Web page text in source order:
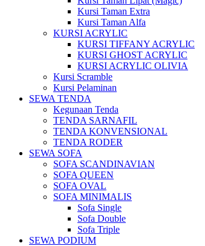
Kursi Taman Extra
Kursi Taman Alfa
KURSI ACRYLIC
KURSI TIFFANY ACRYLIC
KURSI GHOST ACRYLIC
KURSI ACRYLIC OLIVIA
Kursi Scramble
Kursi Pelaminan
SEWA TENDA
Kegunaan Tenda
TENDA SARNAFIL
TENDA KONVENSIONAL
TENDA RODER
SEWA SOFA
SOFA SCANDINAVIAN
SOFA QUEEN
SOFA OVAL
SOFA MINIMALIS
Sofa Single
Sofa Double
Sofa Triple
SEWA PODIUM